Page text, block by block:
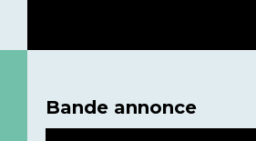
Bande annonce